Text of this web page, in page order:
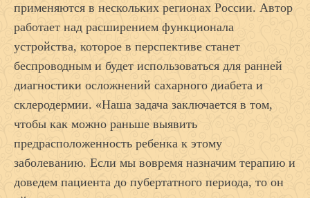
применяются в нескольких регионах России. Автор
работает над расширением функционала
устройства, которое в перспективе станет
беспроводным и будет использоваться для ранней
диагностики осложнений сахарного диабета и
склеродермии. «Наша задача заключается в том,
чтобы как можно раньше выявить
предрасположенность ребенка к этому
заболеванию. Если мы вовремя назначим терапию и
доведем пациента до пубертатного периода, то он